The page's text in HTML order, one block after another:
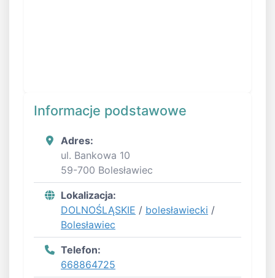
Informacje podstawowe
Adres:
ul. Bankowa 10
59-700 Bolesławiec
Lokalizacja:
DOLNOŚLĄSKIE / bolesławiecki /
Bolesławiec
Telefon:
668864725